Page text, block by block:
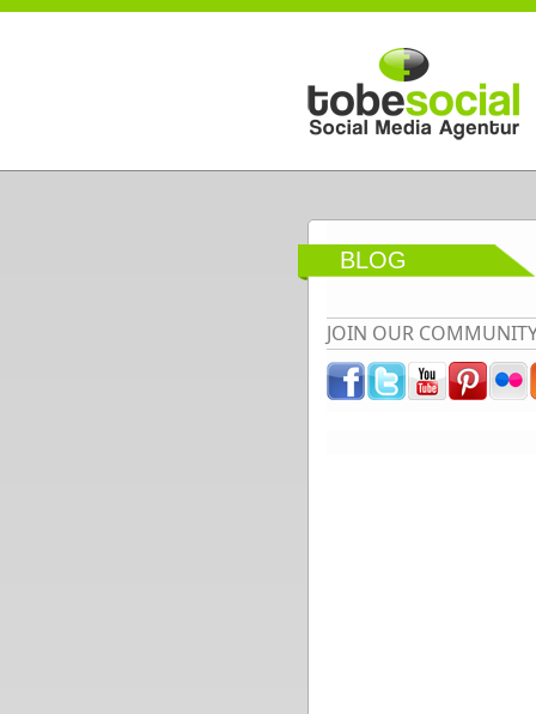
Direkt zum Inhalt
BLOG
JOIN OUR